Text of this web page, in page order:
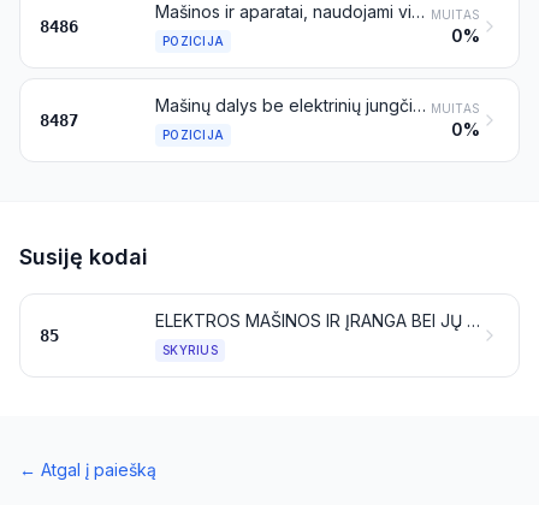
8486
Mašinos ir aparatai, naudojami vien tik arba daugiausia puslaidininkių ruošiniams ar plokštelėms, puslaidininkiniams įtaisams, elektroniniams integriniams grandynams ar plokštiesiems vaizduokliams gaminti; mašinos ir aparatai, nurodyti šio skirsnio 11 pastabos C dalyje; dalys ir reikmenys
POZICIJA
MUITAS
0%
8487
Mašinų dalys be elektrinių jungčių, izoliatorių, ričių, kontaktų arba kitų elektros detalių, nenurodytos kitoje šio skirsnio vietoje
POZICIJA
MUITAS
0%
Susiję kodai
85
ELEKTROS MAŠINOS IR ĮRANGA BEI JŲ DALYS; GARSO ĮRAŠYMO IR ATKŪRIMO APARATAI, TELEVIZINIO VAIZDO IR GARSO ĮRAŠYMO IR ATKŪRIMO APARATAI, ŠIŲ GAMINIŲ DALYS IR REIKMENYS
SKYRIUS
← Atgal į paiešką